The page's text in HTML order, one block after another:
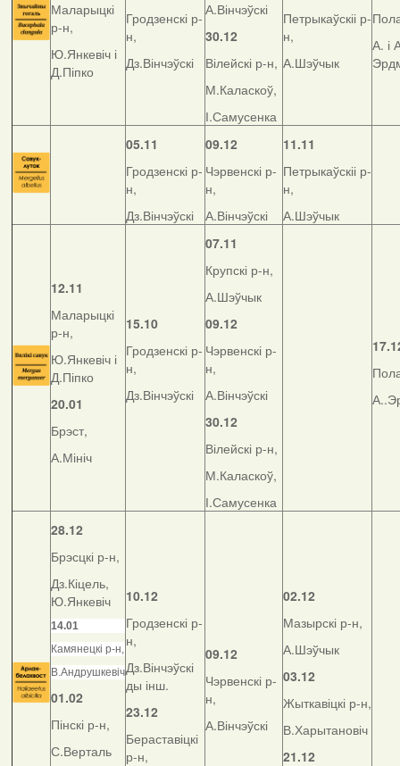
Маларыцкі
р-н,
Ю.Янкевіч і
Д.Піпко
Гродзенскі р-
н,
Дз.Вінчэўскі
А.Вінчэўскі
30.12
Вілейскі р-н,
М.Каласкоў,
І.Самусенка
Петрыкаўскіі р-
н,
А.Шэўчык
А. і
05.11
Гродзенскі р-
н,
Дз.Вінчэўскі
09.12
Чэрвенскі р-
н,
А.Вінчэўскі
11.11
Петрыкаўскіі р-
н,
А.Шэўчык
12.11
Маларыцкі
р-н,
Ю.Янкевіч і
Д.Піпко
20.01
Брэст,
А.Мініч
15.10
Гродзенскі р-
н,
Дз.Вінчэўскі
07.11
Крупскі р-н,
А.Шэўчык
09.12
Чэрвенскі р-
н,
А.Вінчэўскі
30.12
Вілейскі р-н,
М.Каласкоў,
І.Самусенка
28.12
Брэсцкі р-н,
Дз.Кіцель,
Ю.Янкевіч
14.01
Камянецкі р-н,
В.Андрушкевіч
01.02
Пінскі р-н,
С.Верталь
10.12
Гродзенскі р-
н,
Дз.Вінчэўскі
ды інш.
23.12
Бераставіцкі
р-н,
09.12
Чэрвенскі р-
н,
А.Вінчэўскі
02.12
Мазырскі р-н,
А.Шэўчык
03.12
Жыткавіцкі р-н,
В.Харытановіч
21.12